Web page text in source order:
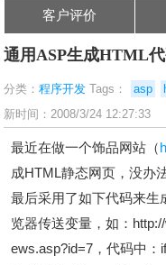
客户评价
通用ASP生成HTML
分类：程序开发 Tags： asp
新时间：2008/3/24 12:27:33
最近在做一个饰品网站（
成HTML静态网页，没办
最后采用了如下代码来生
览器传送变量，如：
ews.asp?id=7，代码中：